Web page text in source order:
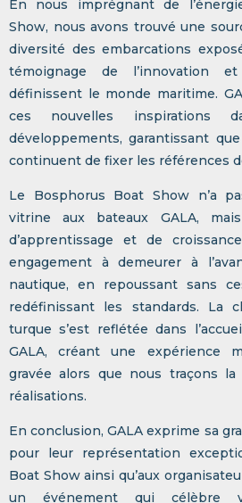
En nous imprégnant de
Show, nous avons trouvé une
diversité des embarcations
témoignage de l’innovation
définissent le monde maritime.
ces nouvelles inspirations
développements, garantissant
continuent de fixer les références
Le Bosphorus Boat Show n’a
vitrine aux bateaux GALA, mais
d’apprentissage et de
engagement à demeurer à
nautique, en repoussant sans
redéfinissant les standards. La
turque s’est reflétée dans
GALA, créant une expérience
gravée alors que nous traçons
réalisations.
En conclusion, GALA exprime sa
pour leur représentation
Boat Show ainsi qu’aux
un événement qui célèbre